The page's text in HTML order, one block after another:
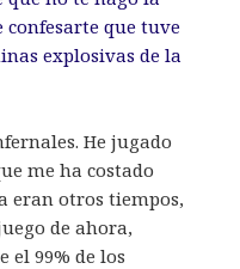
confesarte que tuve
explosivas de la
He jugado
me ha costado
eran otros tiempos,
de ahora,
el 99% de los